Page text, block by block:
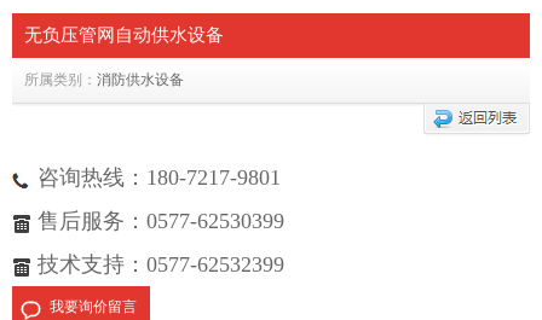
无负压管网自动供水设备
所属类别： 消防供水设备
咨询热线：180-7217-9801
售后服务：0577-62530399
技术支持：0577-62532399
我要询价留言